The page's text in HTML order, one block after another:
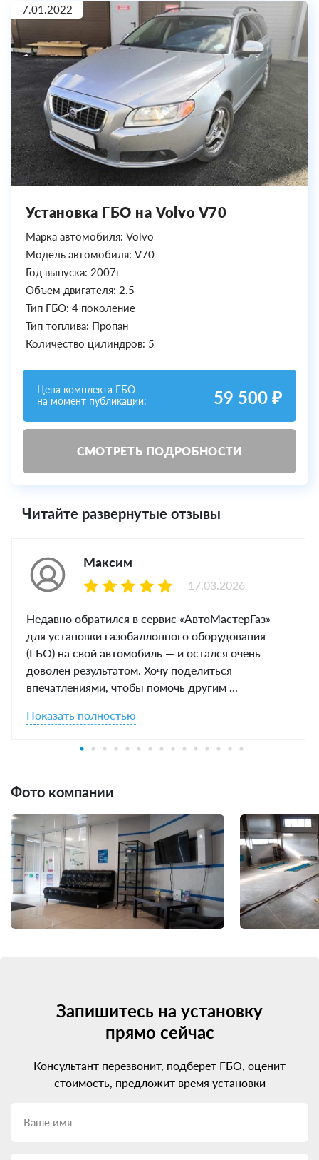
7.01.2022
Установка ГБО на Volvo V70
Марка автомобиля: Volvo
Модель автомобиля: V70
Год выпуска: 2007г
Объем двигателя: 2.5
Тип ГБО: 4 поколение
Тип топлива: Пропан
Количество цилиндров: 5
Цена комплекта ГБО
на момент публикации:
59 500 ₽
СМОТРЕТЬ ПОДРОБНОСТИ
Читайте развернутые отзывы
Максим
Недавно обратился в сервис «АвтоМастерГаз»
для установки газобаллонного оборудования
(ГБО) на свой автомобиль — и остался очень
доволен результатом. Хочу поделиться
впечатлениями, чтобы помочь другим ...
Показать полностью
17.03.2026
Фото компании
Запишитесь на установку
прямо сейчас
Консультант перезвонит, подберет ГБО, оценит
стоимость, предложит время установки